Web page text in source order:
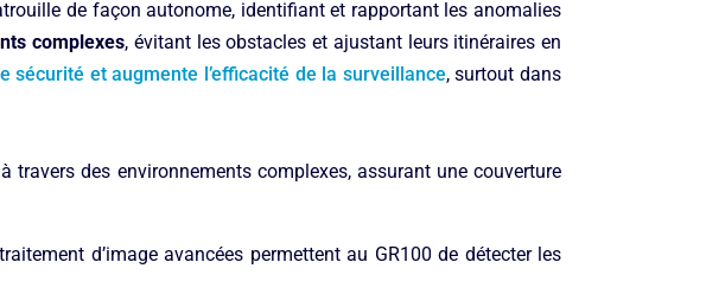
de façon autonome, identifiant et rapportant les anomalies
complexes, évitant les obstacles et ajustant leurs itinéraires en
sécurité et augmente l’efficacité de la surveillance, surtout dans
des environnements complexes, assurant une couverture
d’image avancées permettent au GR100 de détecter les